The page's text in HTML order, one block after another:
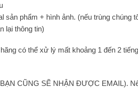
phẩm + hình ảnh. (nếu trùng chúng
lại thông tin)
có thể xử lý mất khoảng 1 đến 2
CŨNG SẼ NHẬN ĐƯỢC EMAIL).